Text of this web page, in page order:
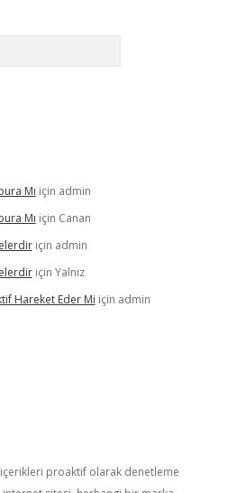
Mı için admin
Mı için Canan
için admin
için Yalnız
Hareket Eder Mi için admin
içerikleri proaktif olarak denetleme